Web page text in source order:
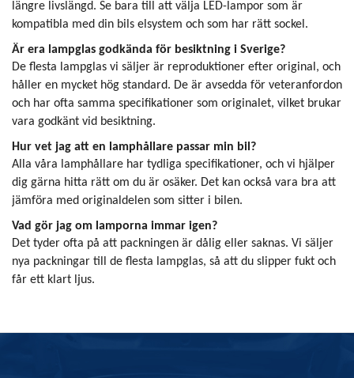
längre livslängd. Se bara till att välja LED-lampor som är
kompatibla med din bils elsystem och som har rätt sockel.
Är era lampglas godkända för besiktning i Sverige?
De flesta lampglas vi säljer är reproduktioner efter original, och
håller en mycket hög standard. De är avsedda för veteranfordon
och har ofta samma specifikationer som originalet, vilket brukar
vara godkänt vid besiktning.
Hur vet jag att en lamphållare passar min bil?
Alla våra lamphållare har tydliga specifikationer, och vi hjälper
dig gärna hitta rätt om du är osäker. Det kan också vara bra att
jämföra med originaldelen som sitter i bilen.
Vad gör jag om lamporna immar igen?
Det tyder ofta på att packningen är dålig eller saknas. Vi säljer
nya packningar till de flesta lampglas, så att du slipper fukt och
får ett klart ljus.